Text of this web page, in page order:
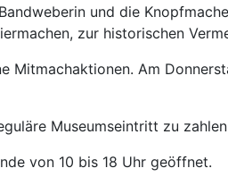
und die
zur historischen
Mitmachaktionen. Am
Museumseintritt zu
von 10 bis 18 Uhr geöffnet.